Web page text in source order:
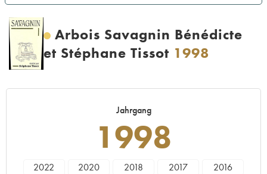
Arbois Savagnin Bénédicte
et Stéphane Tissot 1998
Jahrgang
1998
2022 2020 2018 2017
2016